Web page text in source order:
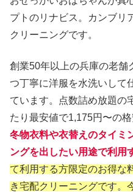
プトのリナビス。カンブリ
クリーニングです。
創業50年以上の兵庫の老舗
つ丁寧に洋服を水洗いして
ています。点数詰め放題の
たり最安値で1,175円〜の
冬物衣料や衣替えのタイミ
ングを出したい用途で利用
て利用する方限定のお得な
き宅配クリーニングです。